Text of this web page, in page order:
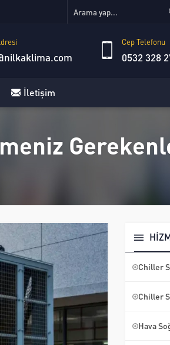
Cep Telefonu
0532 328
İletişim
Chiller
Chiller
Hava